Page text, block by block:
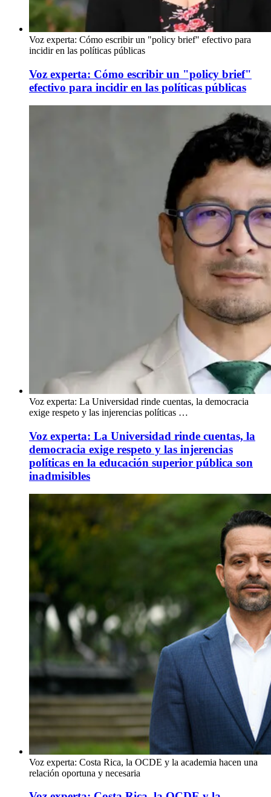
Voz experta: Cómo escribir un "policy brief" efectivo para
incidir en las políticas públicas
Voz experta: Cómo escribir un "policy brief"
efectivo para incidir en las políticas públicas
Voz experta: La Universidad rinde cuentas, la democracia
exige respeto y las injerencias políticas …
Voz experta: La Universidad rinde cuentas, la
democracia exige respeto y las injerencias
políticas en la educación superior pública son
inadmisibles
Voz experta: Costa Rica, la OCDE y la academia hacen una
relación oportuna y necesaria